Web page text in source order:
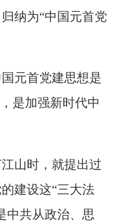
纳为“中国元首党
元首党建思想是
是加强新时代中
山时，就提出过
建设这“三大法
中共从政治、思